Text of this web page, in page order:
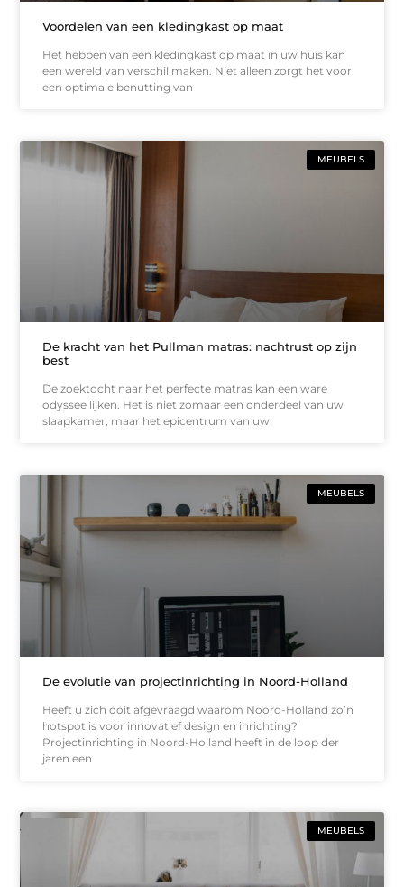
Voordelen van een kledingkast op maat
Het hebben van een kledingkast op maat in uw huis kan
een wereld van verschil maken. Niet alleen zorgt het voor
een optimale benutting van
MEUBELS
De kracht van het Pullman matras: nachtrust op zijn
best
De zoektocht naar het perfecte matras kan een ware
odyssee lijken. Het is niet zomaar een onderdeel van uw
slaapkamer, maar het epicentrum van uw
MEUBELS
De evolutie van projectinrichting in Noord-Holland
Heeft u zich ooit afgevraagd waarom Noord-Holland zo’n
hotspot is voor innovatief design en inrichting?
Projectinrichting in Noord-Holland heeft in de loop der
jaren een
MEUBELS